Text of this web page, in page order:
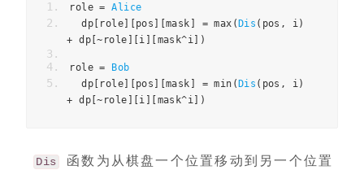
role = Alice
  dp
[ role][pos ][mask ] = max (Dis ( pos , i )
+ dp [~ role ][i ][mask^i ])
role =
Bob
  dp
[ role][pos ][mask ] = min (Dis ( pos , i )
+ dp [~ role ][i ][mask^i ])
Dis
函数为从棋盘一个位置移动到另一个位置